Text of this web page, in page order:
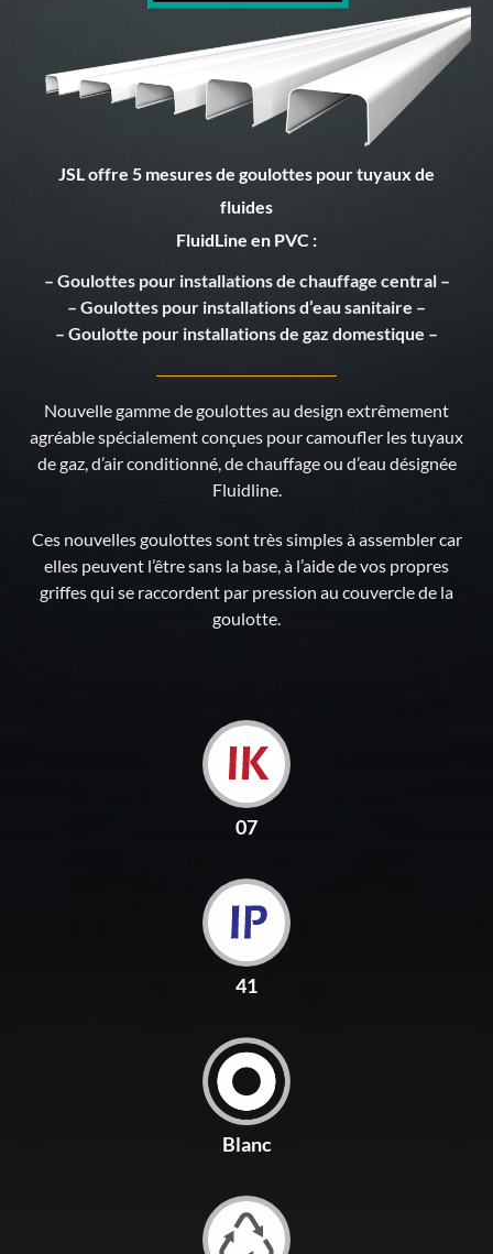
JSL offre 5 mesures de goulottes pour tuyaux de
fluides
FluidLine en PVC :
– Goulottes pour installations de chauffage central –
– Goulottes pour installations d’eau sanitaire –
– Goulotte pour installations de gaz domestique –
Nouvelle gamme de goulottes au design extrêmement
agréable spécialement conçues pour camoufler les tuyaux
de gaz, d’air conditionné, de chauffage ou d’eau désignée
Fluidline.
Ces nouvelles goulottes sont très simples à assembler car
elles peuvent l’être sans la base, à l’aide de vos propres
griffes qui se raccordent par pression au couvercle de la
goulotte.
07
41
Blanc